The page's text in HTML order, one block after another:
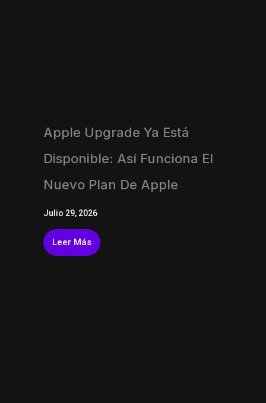
Apple Upgrade Ya Está
Disponible: Así Funciona El
Nuevo Plan De Apple
Julio 29, 2026
Leer Más